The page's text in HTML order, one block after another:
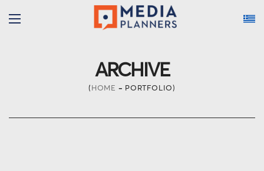
ARCHIVE
HOME PORTFOLIO